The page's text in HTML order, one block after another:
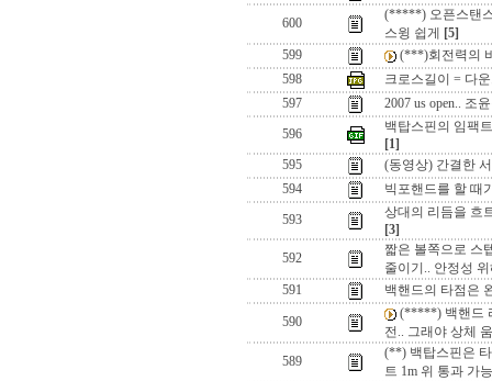
600
(*****) 오픈스탠
스윙 쉽게
[5]
599
(***)회전력의
598
크로스길이 = 다
597
2007 us open.. 조
596
백탑스핀의 임팩
[1]
595
(동영상) 간결한
594
빅포핸드를 할 때
593
상대의 리듬을 흐
[3]
592
짧은 볼쪽으로 스
줄이기.. 안정성
591
백핸드의 타점은
590
(*****) 백핸드
전.. 그래야 상체
589
(**) 백탑스핀은
트 1m 위 통과 가능